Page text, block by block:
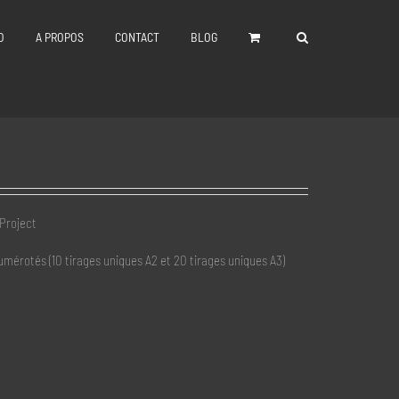
A PROPOS CONTACT BLOG
(10 tirages uniques A2 et 20 tirages uniques A3)